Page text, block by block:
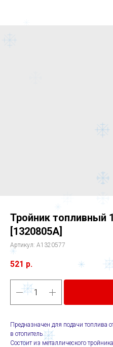
Тройник топливный
[1320805A]
Артикул: A1320577
521 р.
Предназначен для подачи топлива
в отопитель
Состоит из металлического тройника